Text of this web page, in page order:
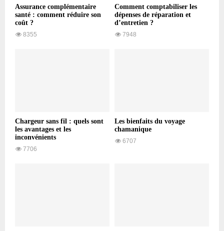
Assurance complémentaire
santé : comment réduire son
coût ?
8355
Comment comptabiliser les
dépenses de réparation et
d’entretien ?
7948
Chargeur sans fil : quels sont
les avantages et les
inconvénients
7706
Les bienfaits du voyage
chamanique
6707